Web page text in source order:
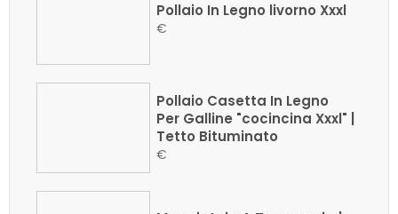
Pollaio In Legno livorno Xxxl
€
Pollaio Casetta In Legno
Per Galline "cocincina Xxxl" |
Tetto Bituminato
€